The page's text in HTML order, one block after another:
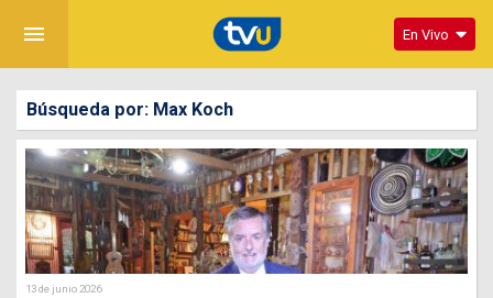
menu En Vivo
Búsqueda por: Max Koch
13 de junio 2026